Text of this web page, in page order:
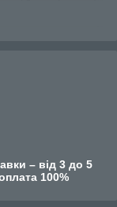
– від 3 до 5
100%